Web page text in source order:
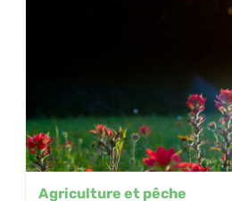
Agriculture et pêche